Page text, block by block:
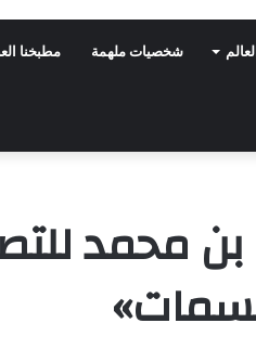
شخصيات ملهمة مطبخنا
محمد